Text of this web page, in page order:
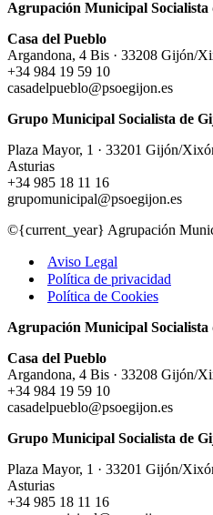
Agrupación Municipal
Casa del Pueblo
Argandona, 4 Bis · 33208 Gijón/
+34 984 19 59 10
casadelpueblo@psoegijon.es
Grupo Municipal Socialista de
Plaza Mayor, 1 · 33201 Gijón/
Asturias
+34 985 18 11 16
grupomunicipal@psoegijon.es
©{current_year} Agrupación
Aviso Legal
Política de privacidad
Política de Cookies
Agrupación Municipal
Casa del Pueblo
Argandona, 4 Bis · 33208 Gijón/
+34 984 19 59 10
casadelpueblo@psoegijon.es
Grupo Municipal Socialista de
Plaza Mayor, 1 · 33201 Gijón/
Asturias
+34 985 18 11 16